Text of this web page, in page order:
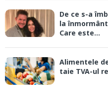
De ce s-a
la
Care este...
Alimentele
taie TVA-ul